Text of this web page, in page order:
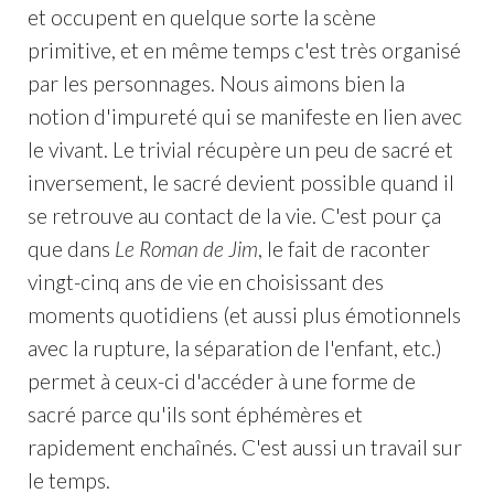
et occupent en quelque sorte la scène
primitive, et en même temps c'est très organisé
par les personnages. Nous aimons bien la
notion d'impureté qui se manifeste en lien avec
le vivant. Le trivial récupère un peu de sacré et
inversement, le sacré devient possible quand il
se retrouve au contact de la vie. C'est pour ça
que dans Le Roman de Jim, le fait de raconter
vingt-cinq ans de vie en choisissant des
moments quotidiens (et aussi plus émotionnels
avec la rupture, la séparation de l'enfant, etc.)
permet à ceux-ci d'accéder à une forme de
sacré parce qu'ils sont éphémères et
rapidement enchaînés. C'est aussi un travail sur
le temps.